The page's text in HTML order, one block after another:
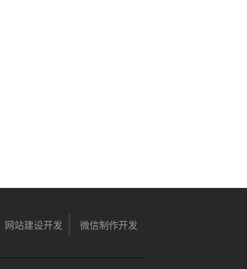
网站建设开发 微信制作开发